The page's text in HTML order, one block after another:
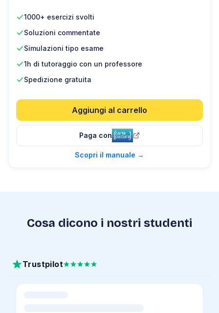
1000+ esercizi svolti
Soluzioni commentate
Simulazioni tipo esame
1h di tutoraggio con un professore
Spedizione gratuita
Aggiungi al carrello
Paga con
Scopri il manuale →
Cosa dicono i nostri studenti
Trustpilot